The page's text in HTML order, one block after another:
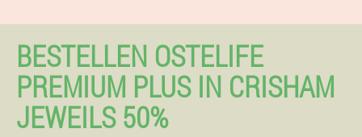
BESTELLEN OSTELIFE
PREMIUM PLUS IN CRISHAM
JEWEILS 50%